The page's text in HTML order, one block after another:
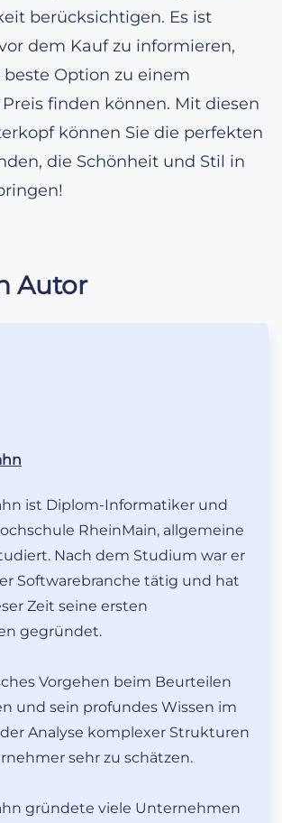
berücksichtigen. Es ist
dem Kauf zu informieren,
Option zu einem
finden können. Mit diesen
können Sie die perfekten
die Schönheit und Stil in
Autor
ist Diplom-Informatiker und
RheinMain, allgemeine
Nach dem Studium war er
Softwarebranche tätig und hat
Zeit seine ersten
gegründet.
Vorgehen beim Beurteilen
und sein profundes Wissen im
Analyse komplexer Strukturen
sehr zu schätzen.
gründete viele Unternehmen